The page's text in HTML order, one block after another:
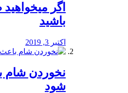
اگر
باشید
اکتبر 3, 2019
نخوردن شام
‌شود